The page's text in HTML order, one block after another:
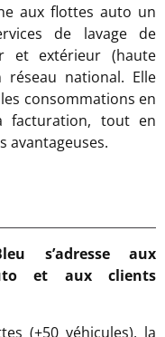
aux flottes auto un
de lavage de
et extérieur (haute
national. Elle
consommations en
facturation, tout en
avantageuses.
s’adresse aux
et aux clients
(+50 véhicules), la